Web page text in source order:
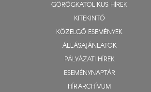
GÖRÖGKATOLIKUS HÍREK
KITEKINTŐ
KÖZELGŐ ESEMÉNYEK
ÁLLÁSAJÁNLATOK
PÁLYÁZATI HÍREK
ESEMÉNYNAPTÁR
HÍRARCHÍVUM